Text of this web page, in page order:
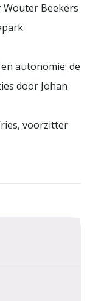
Beekers
autonomie: de
door Johan
voorzitter